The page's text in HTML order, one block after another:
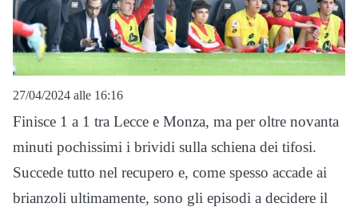
27/04/2024 alle 16:16
Finisce 1 a 1 tra Lecce e Monza, ma per oltre novanta
minuti pochissimi i brividi sulla schiena dei tifosi.
Succede tutto nel recupero e, come spesso accade ai
brianzoli ultimamente, sono gli episodi a decidere il